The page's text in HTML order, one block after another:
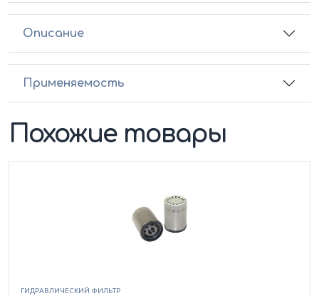
Описание
Применяемость
Похожие товары
ГИДРАВЛИЧЕСКИЙ ФИЛЬТР